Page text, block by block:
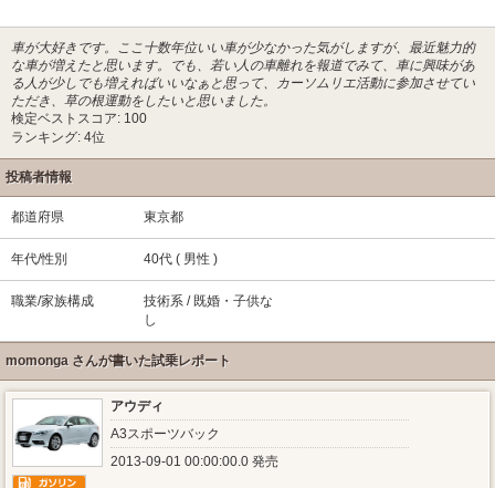
車が大好きです。ここ十数年位いい車が少なかった気がしますが、最近魅力的
な車が増えたと思います。でも、若い人の車離れを報道でみて、車に興味があ
る人が少しでも増えればいいなぁと思って、カーソムリエ活動に参加させてい
ただき、草の根運動をしたいと思いました。
検定ベストスコア: 100
ランキング: 4位
投稿者情報
都道府県 東京都
年代/性別 40代 ( 男性 )
職業/家族構成
技術系 / 既婚・子供な
し
momonga さんが書いた試乗レポート
アウディ
A3スポーツバック
2013-09-01 00:00:00.0 発売